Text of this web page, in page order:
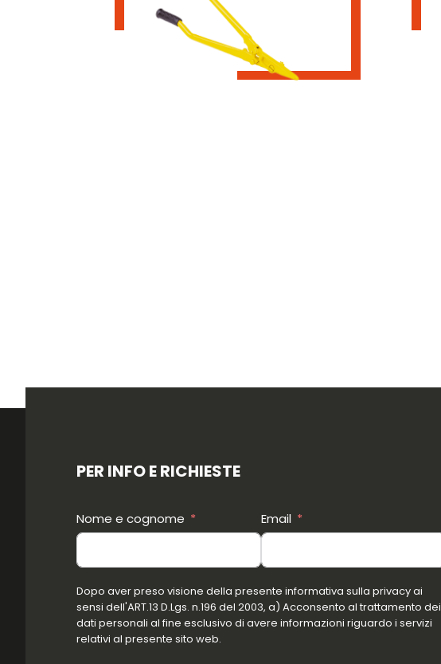
PER INFO E RICHIESTE
Nome e cognome Email
Dopo aver preso visione della presente informativa sulla privacy ai
sensi dell'ART.13 D.Lgs. n.196 del 2003, a) Acconsento al trattamento dei
dati personali al fine esclusivo di avere informazioni riguardo i servizi
relativi al presente sito web.